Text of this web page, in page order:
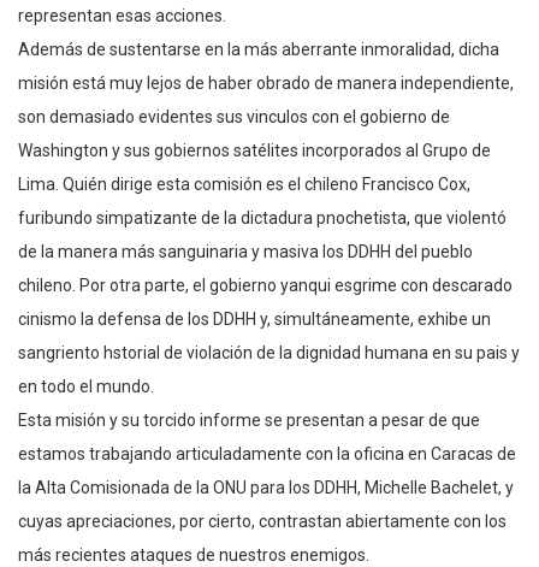
representan esas acciones.
Además de sustentarse en la más aberrante inmoralidad, dicha
misión está muy lejos de haber obrado de manera independiente,
son demasiado evidentes sus vinculos con el gobierno de
Washington y sus gobiernos satélites incorporados al Grupo de
Lima. Quién dirige esta comisión es el chileno Francisco Cox,
furibundo simpatizante de la dictadura pnochetista, que violentó
de la manera más sanguinaria y masiva los DDHH del pueblo
chileno. Por otra parte, el gobierno yanqui esgrime con descarado
cinismo la defensa de los DDHH y, simultáneamente, exhibe un
sangriento hstorial de violación de la dignidad humana en su pais y
en todo el mundo.
Esta misión y su torcido informe se presentan a pesar de que
estamos trabajando articuladamente con la oficina en Caracas de
la Alta Comisionada de la ONU para los DDHH, Michelle Bachelet, y
cuyas apreciaciones, por cierto, contrastan abiertamente con los
más recientes ataques de nuestros enemigos.